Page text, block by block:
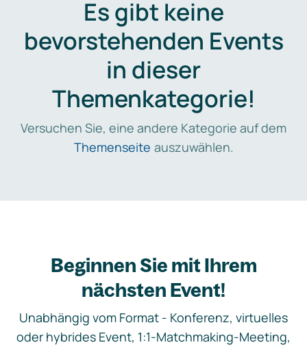
Es gibt keine
bevorstehenden Events
in dieser
Themenkategorie!
Versuchen Sie, eine andere Kategorie auf dem
Themenseite auszuwählen.
Beginnen Sie mit Ihrem
nächsten Event!
Unabhängig vom Format - Konferenz, virtuelles
oder hybrides Event, 1:1-Matchmaking-Meeting,